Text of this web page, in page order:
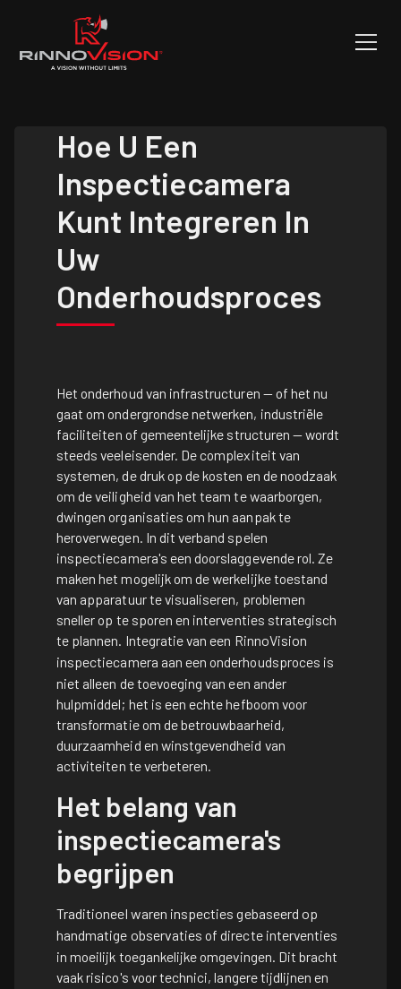
Hoe U Een
Inspectiecamera
Kunt Integreren In
Uw
Onderhoudsproces
Het onderhoud van infrastructuren — of het nu
gaat om ondergrondse netwerken, industriële
faciliteiten of gemeentelijke structuren — wordt
steeds veeleisender. De complexiteit van
systemen, de druk op de kosten en de noodzaak
om de veiligheid van het team te waarborgen,
dwingen organisaties om hun aanpak te
heroverwegen. In dit verband spelen
inspectiecamera's een doorslaggevende rol. Ze
maken het mogelijk om de werkelijke toestand
van apparatuur te visualiseren, problemen
sneller op te sporen en interventies strategisch
te plannen. Integratie van een RinnoVision
inspectiecamera aan een onderhoudsproces is
niet alleen de toevoeging van een ander
hulpmiddel; het is een echte hefboom voor
transformatie om de betrouwbaarheid,
duurzaamheid en winstgevendheid van
activiteiten te verbeteren.
Het belang van
inspectiecamera's
begrijpen
Traditioneel waren inspecties gebaseerd op
handmatige observaties of directe interventies
in moeilijk toegankelijke omgevingen. Dit bracht
vaak risico's voor technici, langere tijdlijnen en